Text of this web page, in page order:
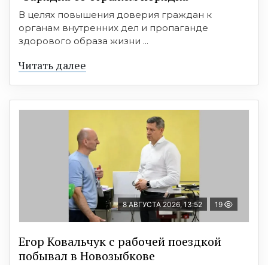
В целях повышения доверия граждан к
органам внутренних дел и пропаганде
здорового образа жизни ...
Читать далее
8 АВГУСТА 2026, 13:52 19
Егор Ковальчук с рабочей поездкой
побывал в Новозыбкове